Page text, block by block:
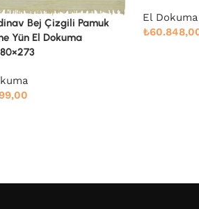
El Dokuma
₺65.146,00